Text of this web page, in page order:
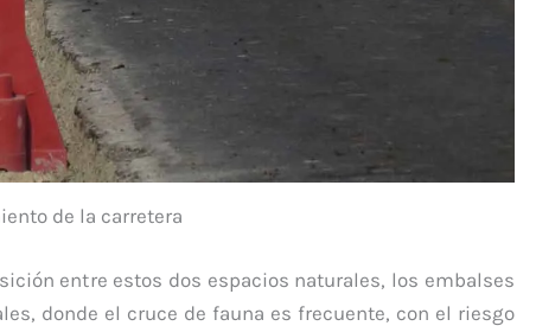
de la carretera
entre estos dos espacios naturales, los embalses
donde el cruce de fauna es frecuente, con el riesgo